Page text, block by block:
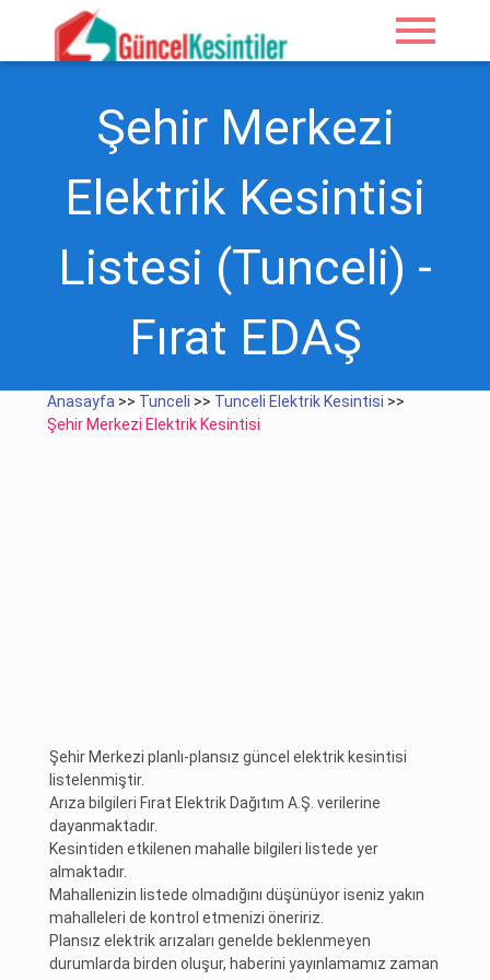
menu
Şehir Merkezi
Elektrik Kesintisi
Listesi (Tunceli) -
Fırat EDAŞ
Anasayfa >> Tunceli >> Tunceli Elektrik Kesintisi >>
Şehir Merkezi Elektrik Kesintisi
Şehir Merkezi planlı-plansız güncel elektrik kesintisi
listelenmiştir.
Arıza bilgileri Fırat Elektrik Dağıtım A.Ş. verilerine
dayanmaktadır.
Kesintiden etkilenen mahalle bilgileri listede yer
almaktadır.
Mahallenizin listede olmadığını düşünüyor iseniz yakın
mahalleleri de kontrol etmenizi öneririz.
Plansız elektrik arızaları genelde beklenmeyen
durumlarda birden oluşur, haberini yayınlamamız zaman